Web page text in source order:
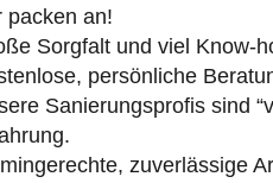
packen an!
Sorgfalt und viel Know-
persönliche
Sanierungsprofis sind
zuverlässige